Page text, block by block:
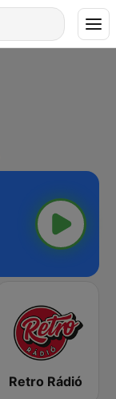
Retro Rádió